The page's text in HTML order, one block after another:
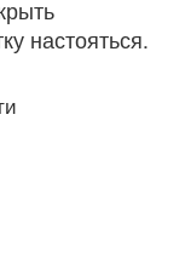
настояться.